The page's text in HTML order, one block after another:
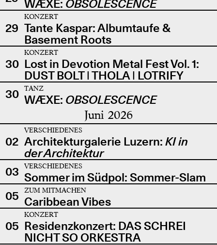
WÆXE: OBSOLESCENCE
29
KONZERT
Tante Kaspar: Albumtaufe &
Basement Roots
30
KONZERT
Lost in Devotion Metal Fest Vol. 1:
DUST BOLT | THOLA | LOTRIFY
30
TANZ
WÆXE: OBSOLESCENCE
Juni 2026
02
VERSCHIEDENES
Architekturgalerie Luzern: KI in
der Architektur
03
VERSCHIEDENES
Sommer im Südpol: Sommer-Slam
05
ZUM MITMACHEN
Caribbean Vibes
05
KONZERT
Residenzkonzert: DAS SCHREI
NICHT SO ORKESTRA